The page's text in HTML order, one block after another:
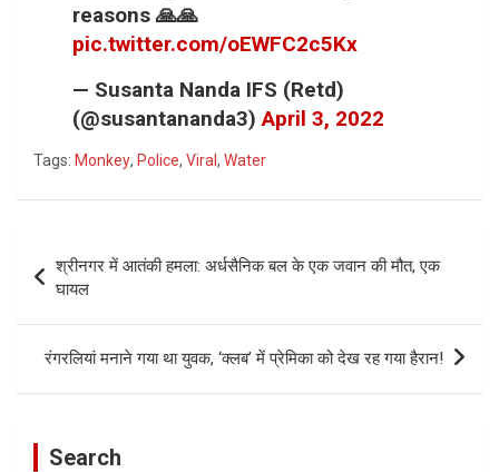
reasons 🙏🙏
pic.twitter.com/oEWFC2c5Kx
— Susanta Nanda IFS (Retd)
(@susantananda3)April 3, 2022
Tags: Monkey, Police, Viral , Water
navigation
श्रीनगर में आतंकी हमला: अर्धसैनिक बल के एक जवान की मौत, एक
घायल
रंगरलियां मनाने गया था युवक, ‘क्लब’ में प्रेमिका को देख रह गया हैरान!
Search